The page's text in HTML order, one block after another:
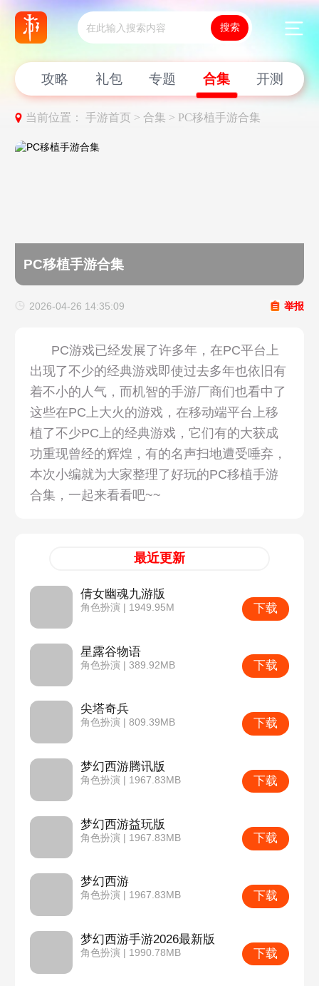
攻略 礼包 专题 合集 开测
当前位置： 手游首页 > 合集 > PC移植手游合集
PC移植手游合集
2026-04-26 14:35:09 举报
PC游戏已经发展了许多年，在PC平台上
出现了不少的经典游戏即使过去多年也依旧有
着不小的人气，而机智的手游厂商们也看中了
这些在PC上大火的游戏，在移动端平台上移
植了不少PC上的经典游戏，它们有的大获成
功重现曾经的辉煌，有的名声扫地遭受唾弃，
本次小编就为大家整理了好玩的PC移植手游
合集，一起来看看吧~~
最近更新
倩女幽魂九游版
角色扮演 | 1949.95M 下载
星露谷物语
角色扮演 | 389.92MB 下载
尖塔奇兵
角色扮演 | 809.39MB 下载
梦幻西游腾讯版
角色扮演 | 1967.83MB 下载
梦幻西游益玩版
角色扮演 | 1967.83MB 下载
梦幻西游
角色扮演 | 1967.83MB 下载
梦幻西游手游2026最新版
角色扮演 | 1990.78MB 下载